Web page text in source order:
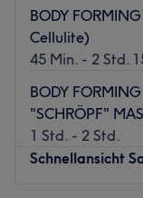
hochwertige
angewendet, um
wird neben
Was uns an dem
Atmosphäre:
Expertise:
BODY
Cellulite)
45 Min. - 2 Std.
BODY
"SCHRÖPF"
1 Std. - 2 Std.
Schnellansicht